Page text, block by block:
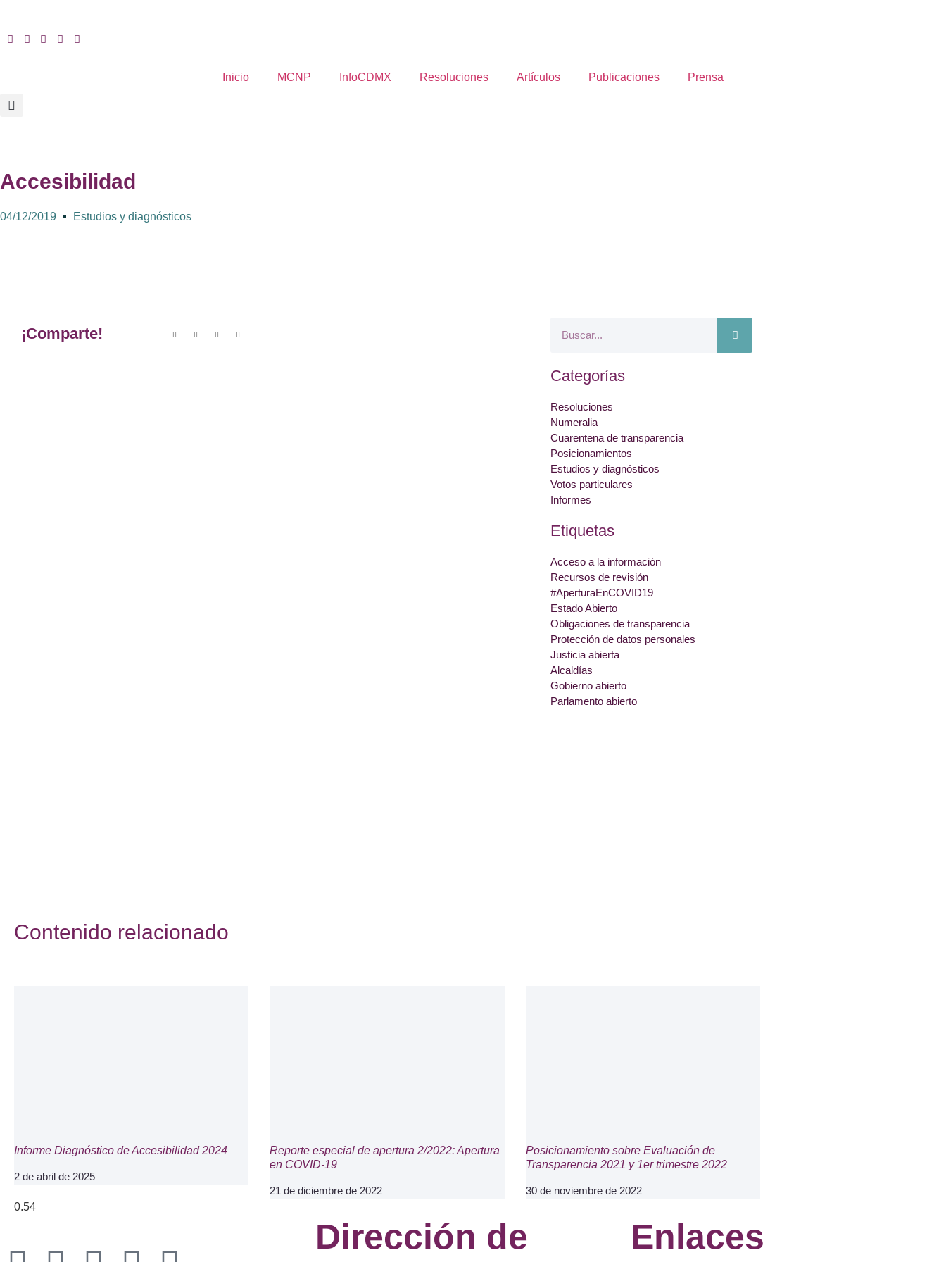
Inicio MCNP InfoCDMX Resoluciones Artículos Publicaciones Prensa
Accesibilidad
04/12/2019 Estudios y diagnósticos
¡Comparte!
Categorías
Resoluciones
Numeralia
Cuarentena de transparencia
Posicionamientos
Estudios y diagnósticos
Votos particulares
Informes
Etiquetas
Acceso a la información
Recursos de revisión
#AperturaEnCOVID19
Estado Abierto
Obligaciones de transparencia
Protección de datos personales
Justicia abierta
Alcaldías
Gobierno abierto
Parlamento abierto
Contenido relacionado
Informe Diagnóstico de Accesibilidad 2024
2 de abril de 2025
Reporte especial de apertura 2/2022: Apertura
en COVID-19
21 de diciembre de 2022
Posicionamiento sobre Evaluación de
Transparencia 2021 y 1er trimestre 2022
30 de noviembre de 2022
Dirección de
Enlaces